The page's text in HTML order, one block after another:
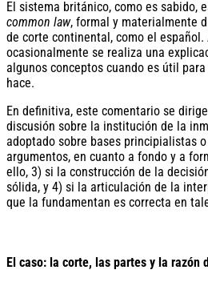
El sistema británico, como es sabido,
common law, formal y materialmente
de corte continental, como el español.
ocasionalmente se realiza una
algunos conceptos cuando es útil
hace.
En definitiva, este comentario se
discusión sobre la institución de la
adoptado sobre bases principialistas
argumentos, en cuanto a fondo y a
ello, 3) si la construcción de la
sólida, y 4) si la articulación de la
que la fundamentan es correcta en
El caso: la corte, las partes y la razón